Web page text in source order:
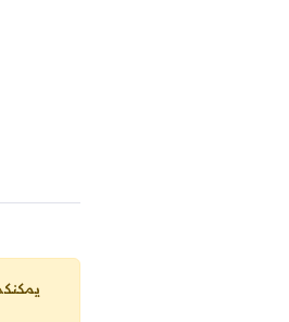
يمكنكم نشر